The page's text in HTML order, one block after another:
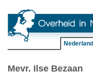
Nederland
Mevr. Ilse Bezaan